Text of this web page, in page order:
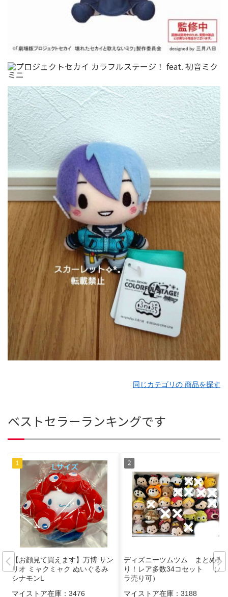
同じカテゴリの 商品を探す
ベストセラーランキングです
【お顔見て買えます】万博 サン
リオ ミャクミャク ぬいぐるみ
シナモンL
マイストア在庫： 3476
ディズニーツムツム まとめ売
り！レア多数34コセット （バ
ラ売り可）
マイストア在庫： 3188